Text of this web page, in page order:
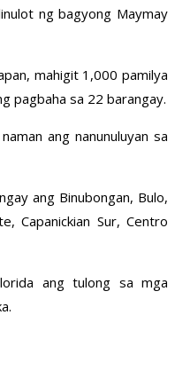
ng bagyong Maymay
mahigit 1,000 pamilya
pagbaha sa 22 barangay.
ang nanunuluyan sa
ang Binubongan, Bulo,
Capanickian Sur, Centro
ang tulong sa mga